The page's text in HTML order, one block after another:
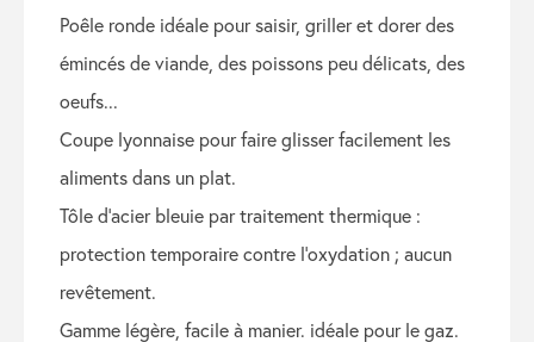
poêle ronde idéale pour saisir, griller et dorer des
émincés de viande, des poissons peu délicats, des
oeufs...
coupe lyonnaise pour faire glisser facilement les
aliments dans un plat.
tôle d’acier bleuie par traitement thermique :
protection temporaire contre l’oxydation ; aucun
revêtement.
gamme légère, facile à manier. idéale pour le gaz.